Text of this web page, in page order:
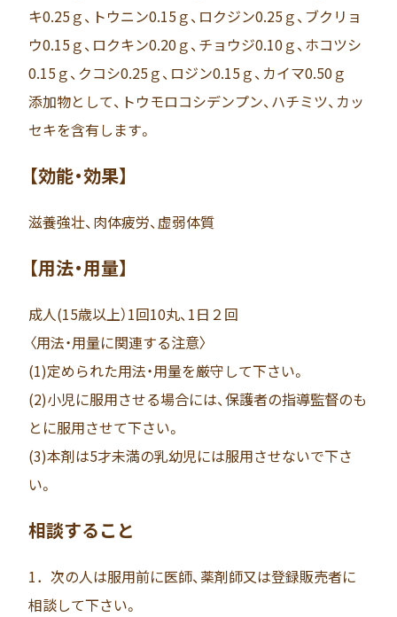
キ0.25ｇ、トウニン0.15ｇ、ロクジン0.25ｇ、ブクリョ
ウ0.15ｇ、ロクキン0.20ｇ、チョウジ0.10ｇ、ホコツシ
0.15ｇ、クコシ0.25ｇ、ロジン0.15ｇ、カイマ0.50ｇ
添加物として、トウモロコシデンプン、ハチミツ、カッ
セキを含有します。
【効能・効果】
滋養強壮、肉体疲労、虚弱体質
【用法・用量】
成人(15歳以上）1回10丸、1日２回
〈用法・用量に関連する注意〉
(1)定められた用法・用量を厳守して下さい。
(2)小児に服用させる場合には、保護者の指導監督のも
とに服用させて下さい。
(3)本剤は5才未満の乳幼児には服用させないで下さ
い。
相談すること
1．次の人は服用前に医師、薬剤師又は登録販売者に
相談して下さい。